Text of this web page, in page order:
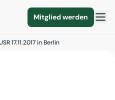
Mitglied werden
17.11.2017 in Berlin